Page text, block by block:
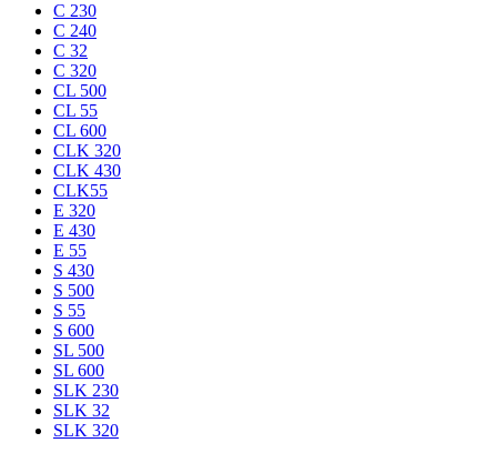
C 230
C 240
C 32
C 320
CL 500
CL 55
CL 600
CLK 320
CLK 430
CLK55
E 320
E 430
E 55
S 430
S 500
S 55
S 600
SL 500
SL 600
SLK 230
SLK 32
SLK 320